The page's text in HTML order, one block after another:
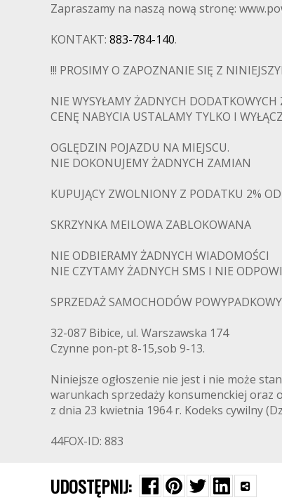
Zapraszamy na naszą nową stronę:
KONTAKT: 883-784-140.
!!! PROSIMY O ZAPOZNANIE SIĘ Z
NIE WYSYŁAMY ŻADNYCH DODATKOWYCH
CENĘ NABYCIA USTALAMY TYLKO I
OGLĘDZIN POJAZDU NA MIEJSCU.
NIE DOKONUJEMY ŻADNYCH ZAMIAN
KUPUJĄCY ZWOLNIONY Z PODATKU 2%
SKRZYNKA MEILOWA ZABLOKOWANA
NIE ODBIERAMY ŻADNYCH WIADOMOŚCI
NIE CZYTAMY ŻADNYCH SMS I NIE
SPRZEDAŻ SAMOCHODÓW
32-087 Bibice, ul. Warszawska 174
Czynne pon-pt 8-15,sob 9-13.
Niniejsze ogłoszenie nie jest i nie może
warunkach sprzedaży konsumenckiej oraz
z dnia 23 kwietnia 1964 r. Kodeks cywilny
44FOX-ID: 883
UDOSTĘPNIJ: